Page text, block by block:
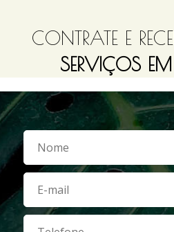
CONTRATE E
SERVIÇOS